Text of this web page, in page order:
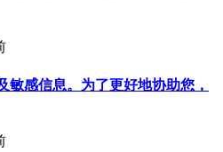
敏感信息。为了更好地协助您，